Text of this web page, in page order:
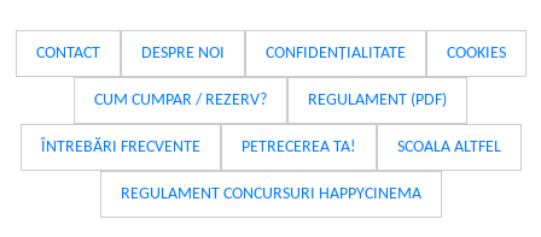
CONTACT DESPRE NOI CONFIDENȚIALITATE COOKIES
CUM CUMPAR / REZERV? REGULAMENT (PDF)
ÎNTREBĂRI FRECVENTE PETRECEREA TA! SCOALA ALTFEL
REGULAMENT CONCURSURI HAPPYCINEMA